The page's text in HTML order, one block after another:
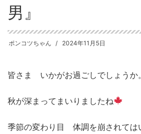
男』
ポンコツちゃん 2024年11月5日
皆さま いかがお過ごしでしょうか。
秋が深まってまいりましたね
季節の変わり目 体調を崩されては